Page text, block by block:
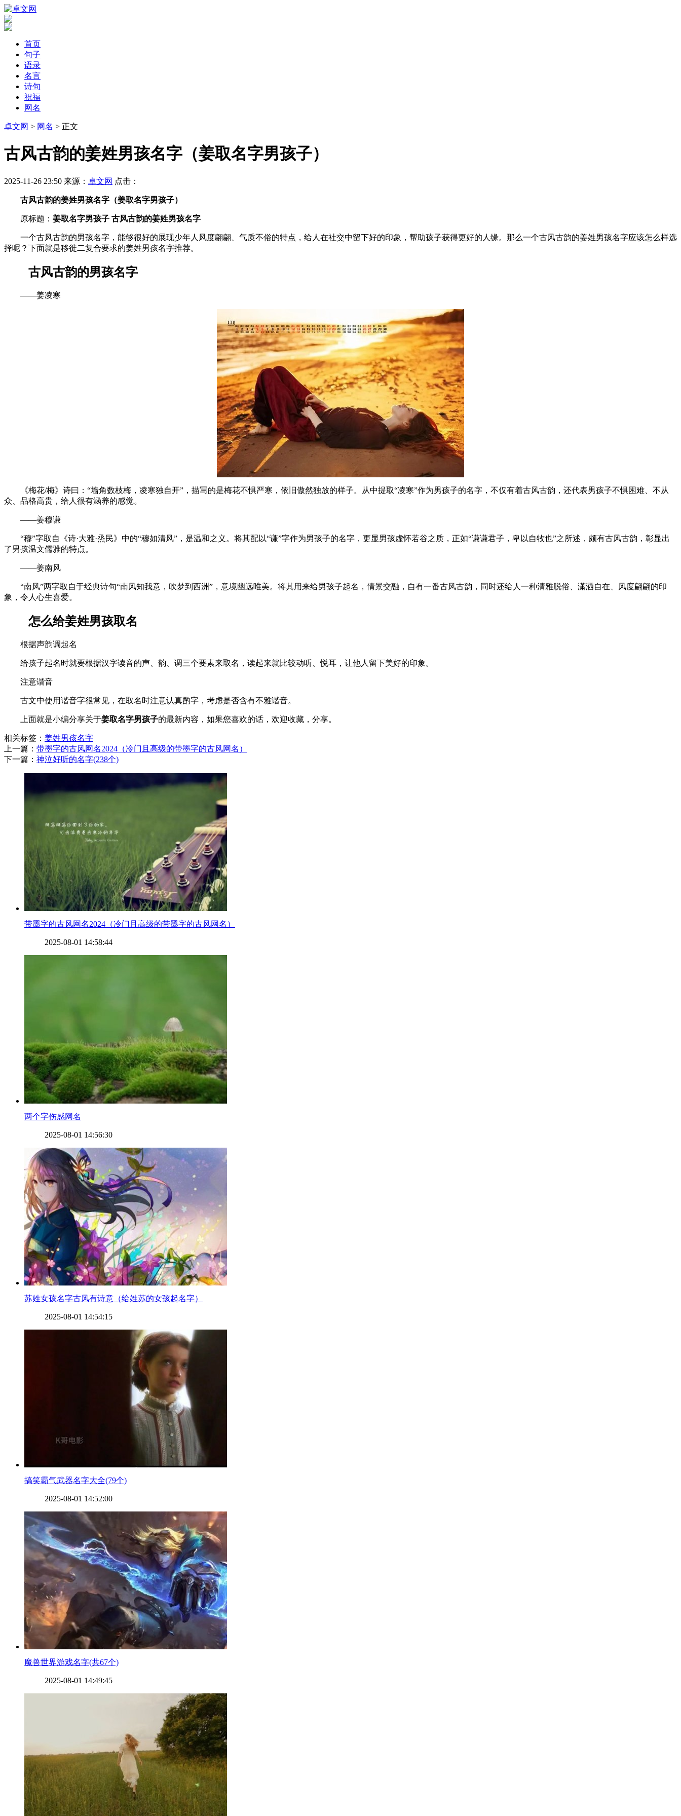
首页
句子
语录
名言
诗句
祝福
网名
卓文网 > 网名 > 正文
​古风古韵的姜姓男孩名字（姜取名字男孩子）
2025-11-26 23:50 来源： 卓文网 点击：
古风古韵的姜姓男孩名字（姜取名字男孩子）
原标题： 姜取名字男孩子 古风古韵的姜姓男孩名字
一个古风古韵的男孩名字，能够很好的展现少年人风度翩翩、气质不俗的特点，给人在社交中留下好的印象，帮助孩子获得更好的人缘。那么一个古风古韵的姜姓男孩名字应该怎么样选
择呢？下面就是移徙二复合要求的姜姓男孩名字推荐。
古风古韵的男孩名字
——姜凌寒
《梅花/梅》诗曰：“墙角数枝梅，凌寒独自开”，描写的是梅花不惧严寒，依旧傲然独放的样子。从中提取“凌寒”作为男孩子的名字，不仅有着古风古韵，还代表男孩子不惧困难、不从
众、品格高贵，给人很有涵养的感觉。
——姜穆谦
“穆”字取自《诗·大雅·烝民》中的“穆如清风”，是温和之义。将其配以“谦”字作为男孩子的名字，更显男孩虚怀若谷之质，正如“谦谦君子，卑以自牧也”之所述，颇有古风古韵，彰显出
了男孩温文儒雅的特点。
——姜南风
“南风”两字取自于经典诗句“南风知我意，吹梦到西洲”，意境幽远唯美。将其用来给男孩子起名，情景交融，自有一番古风古韵，同时还给人一种清雅脱俗、潇洒自在、风度翩翩的印
象，令人心生喜爱。
怎么给姜姓男孩取名
根据声韵调起名
给孩子起名时就要根据汉字读音的声、韵、调三个要素来取名，读起来就比较动听、悦耳，让他人留下美好的印象。
注意谐音
古文中使用谐音字很常见，在取名时注意认真酌字，考虑是否含有不雅谐音。
上面就是小编分享关于姜取名字男孩子的最新内容，如果您喜欢的话，欢迎收藏，分享。
相关标签： 姜姓男孩名字
上一篇： ​带墨字的古风网名2024（冷门且高级的带墨字的古风网名）
下一篇： ​神泣好听的名字(238个)
​带墨字的古风网名2024（冷门且高级的带墨字的古风网名）
2025-08-01 14:58:44
​两个字伤感网名
2025-08-01 14:56:30
​苏姓女孩名字古风有诗意（给姓苏的女孩起名字）
2025-08-01 14:54:15
​搞笑霸气武器名字大全(79个)
2025-08-01 14:52:00
​魔兽世界游戏名字(共67个)
2025-08-01 14:49:45